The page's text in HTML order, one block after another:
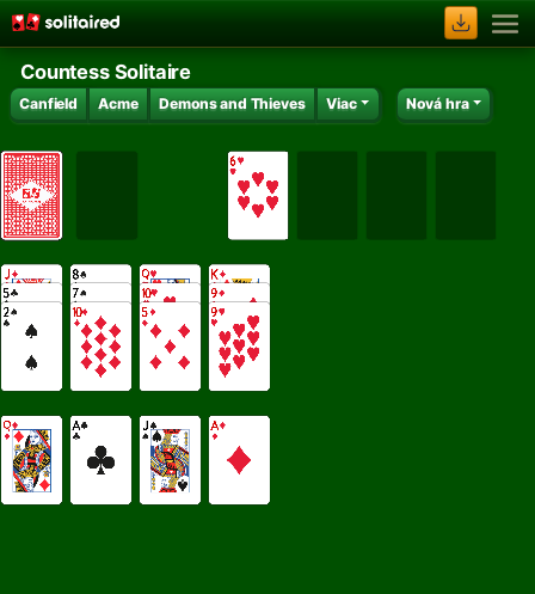
Countess Solitaire
Canfield Acme Demons and Thieves Viac Nová hra